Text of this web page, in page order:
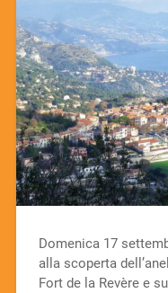
Domenica 17
alla scoperta
Fort de la Revère e